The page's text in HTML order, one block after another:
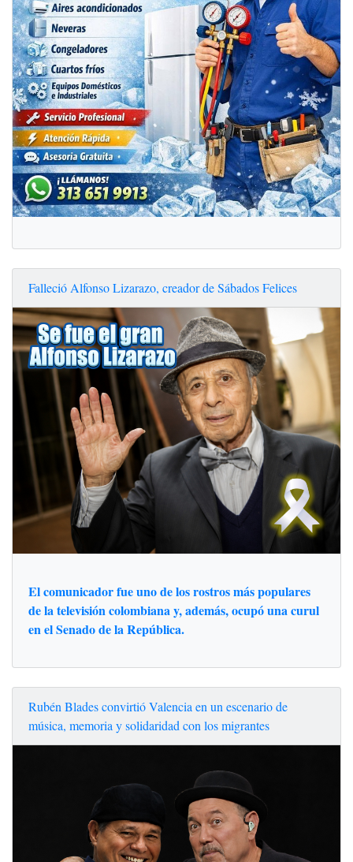
Falleció Alfonso Lizarazo, creador de Sábados Felices
El comunicador fue uno de los rostros más populares
de la televisión colombiana y, además, ocupó una curul
en el Senado de la República.
Rubén Blades convirtió Valencia en un escenario de
música, memoria y solidaridad con los migrantes